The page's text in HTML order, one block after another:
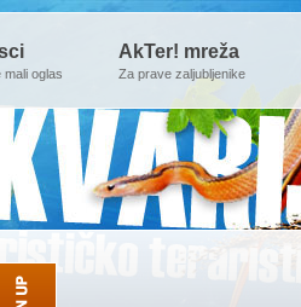
mali oglas
AkTer! mreža
Za prave zaljubljenike